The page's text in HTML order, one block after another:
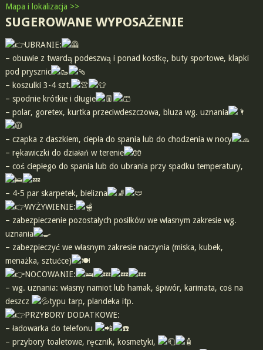
Mapa i lokalizacja >>
SUGEROWANE WYPOSAŻENIE
UBRANIE:
– obuwie z twardą podeszwą i ponad kostkę, buty sportowe, klapki
pod prysznic
– koszulki 3-4 szt.
– spodnie krótkie i długie
– polar, goretex, kurtka przeciwdeszczowa, bluza wg. uznania
– czapka z daszkiem, ciepła do spania lub do chodzenia w nocy
– rękawiczki do działań w terenie
– coś ciepłego do spania lub do ubrania przy spadku temperatury,
– 4-5 par skarpetek, bielizna
WYŻYWIENIE:
– zabezpieczenie pozostałych posiłków we własnym zakresie wg.
uznania
– zabezpieczyć we własnym zakresie naczynia (miska, kubek,
menażka, sztućce)
NOCOWANIE:
– wg. uznania: własny namiot lub hamak, śpiwór, karimata, coś na
deszcz
typu tarp, plandeka itp.
PRZYBORY DODATKOWE:
– ładowarka do telefonu
– przybory toaletowe, ręcznik, kosmetyki,